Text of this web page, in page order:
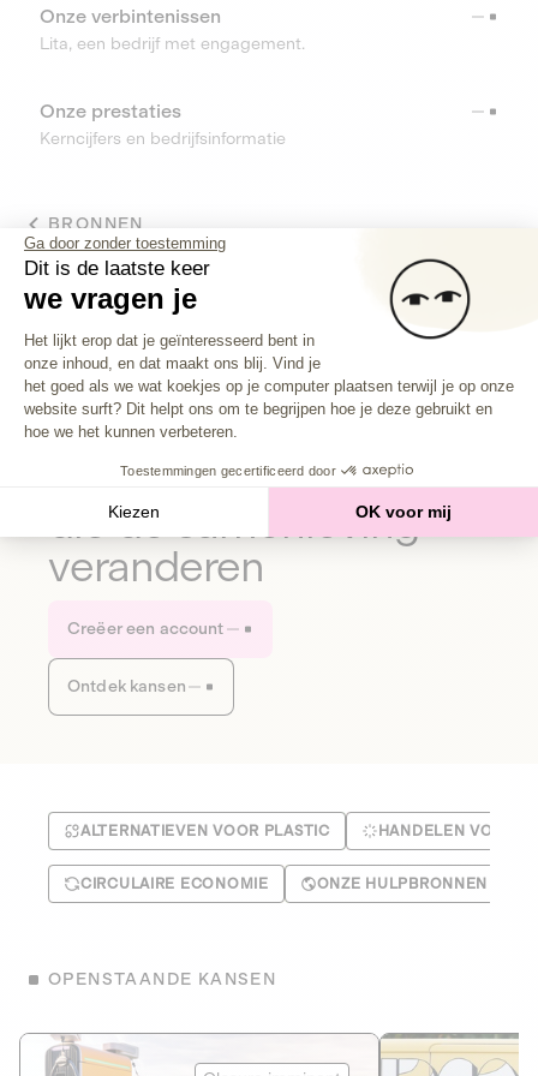
Onze verbintenissen
Lita, een bedrijf met engagement.
Onze prestaties
Kerncijfers en bedrijfsinformatie
BRONNEN
TOOLS
Helpcenter
Vind alle antwoorden op je vragen
Investeer inbedrijven
die de samenleving
veranderen
Creëer een account
Ontdek kansen
ALTERNATIEVEN VOOR PLASTIC HANDELEN VOOR
CIRCULAIRE ECONOMIE ONZE HULPBRONNEN
OPENSTAANDE KANSEN
Eranovum Le Fourgon
Ga door zonder toestemming
Dit is de laatste keer
we vragen je
Toestemmingsbeheerplatform:
Het lijkt erop dat je geïnteresseerd bent in
onze inhoud, en dat maakt ons blij. Vind je
het goed als we wat koekjes op je computer plaatsen terwijl je op onze
website surft? Dit helpt ons om te begrijpen hoe je deze gebruikt en
hoe we het kunnen verbeteren.
Toestemmingen gecertificeerd door
Kiezen OK voor mij
Axeptio consent